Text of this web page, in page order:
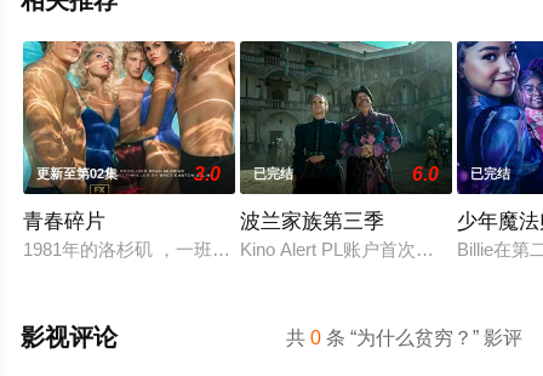
更新至第02集 3.0
青春碎片
1981年的洛杉矶 ，一班精英名校的高中生原本过住灿烂生活，
已完结 6.0
波兰家族第三季
Kino Alert PL账户首次发现续订，因
已完结
少年魔
Billie在第
共0 条 “为什么贫穷？” 影评
影视评论